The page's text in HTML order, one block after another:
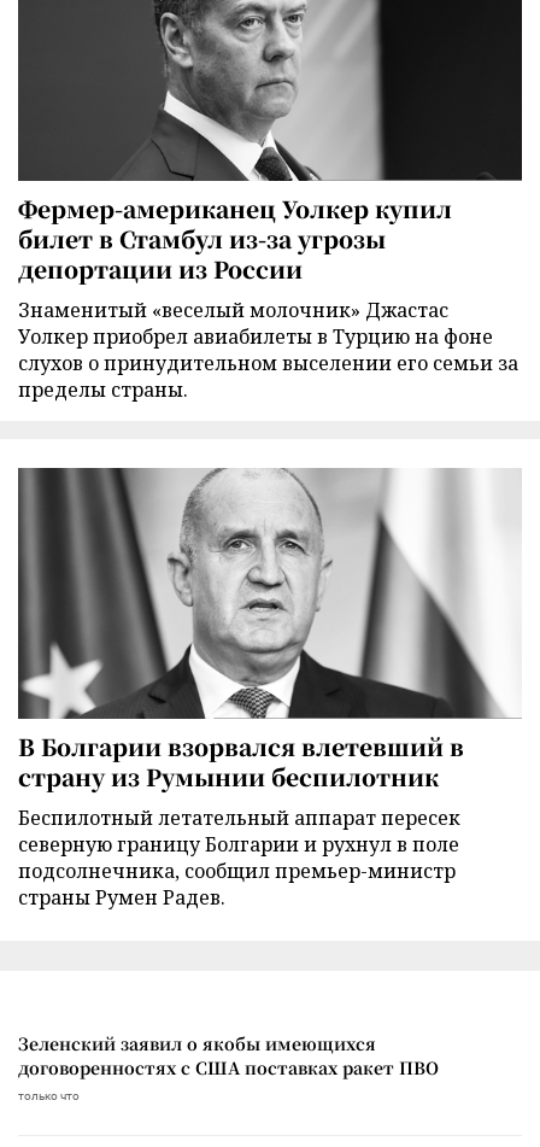
Фермер-американец Уолкер купил
билет в Стамбул из-за угрозы
депортации из России
Знаменитый «веселый молочник» Джастас
Уолкер приобрел авиабилеты в Турцию на фоне
слухов о принудительном выселении его семьи за
пределы страны.
В Болгарии взорвался влетевший в
страну из Румынии беспилотник
Беспилотный летательный аппарат пересек
северную границу Болгарии и рухнул в поле
подсолнечника, сообщил премьер-министр
страны Румен Радев.
Зеленский заявил о якобы имеющихся
договоренностях с США поставках ракет ПВО
только что